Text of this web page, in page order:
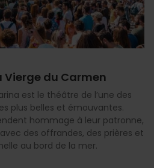
Vierge du Carmen
est le théâtre de l’une des
plus belles et émouvantes.
hommage à leur patronne,
des offrandes, des prières et
au bord de la mer.